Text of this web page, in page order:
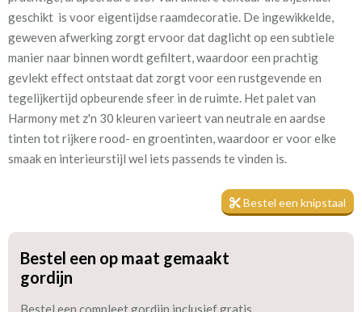
Kamerhoog 300 cm
Mate van verduistering:
Geen (voering optioneel
tijdens bestelproces)
Meestal eerder, maar houd
rekening met
circa 2-3 weken
Materiaal: Polyester
Ondanks dat het een in-between gordijn is, is de stof dicht
genoeg geweven zodat het zelfs gevoerd kan worden voor extra
geschikt is voor eigentijdse raamdecoratie. De ingewikkelde,
geweven afwerking zorgt ervoor dat daglicht op een subtiele
manier naar binnen wordt gefiltert, waardoor een prachtig
gevlekt effect ontstaat dat zorgt voor een rustgevende en
tegelijkertijd opbeurende sfeer in de ruimte. Het palet van
Harmony met z'n 30 kleuren varieert van neutrale en aardse
tinten tot rijkere rood- en groentinten, waardoor er voor elke
smaak en interieurstijl wel iets passends te vinden is.
Bestel een knipstaal
Bestel een op maat gemaakt
gordijn
Bestel een compleet gordijn inclusief gratis